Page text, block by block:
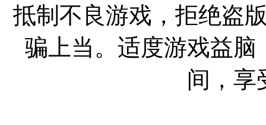
抵制不良游戏，拒绝盗
骗上当。适度游戏益
间，享